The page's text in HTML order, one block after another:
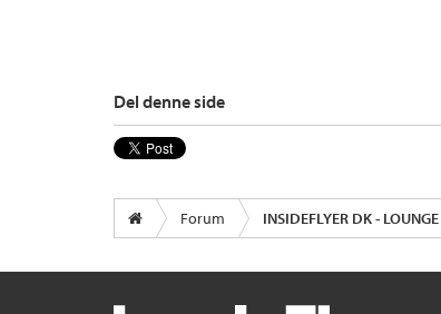
Del denne side
Forum INSIDEFLYER DK - LOUNGE